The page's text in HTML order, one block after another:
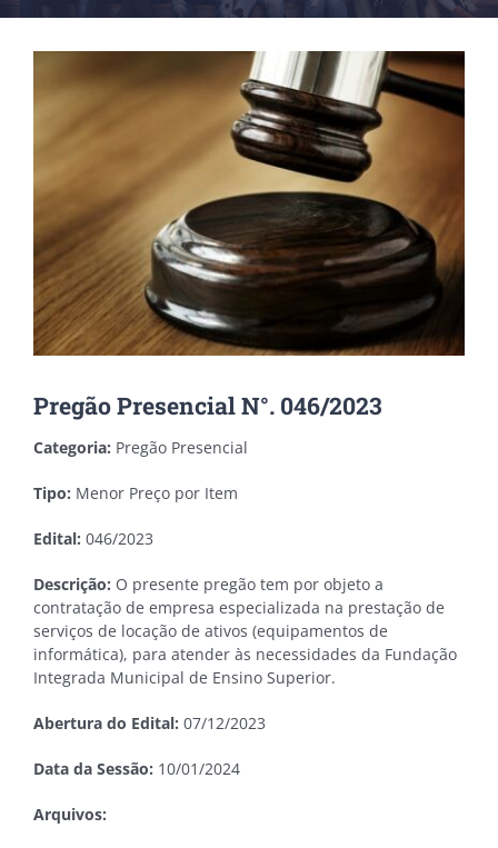
Larger
Image
Pregão Presencial N°. 046/2023
Categoria: Pregão Presencial
Tipo: Menor Preço por Item
Edital: 046/2023
Descrição: O presente pregão tem por objeto a
contratação de empresa especializada na prestação de
serviços de locação de ativos (equipamentos de
informática), para atender às necessidades da Fundação
Integrada Municipal de Ensino Superior.
Abertura do Edital: 07/12/2023
Data da Sessão: 10/01/2024
Arquivos: